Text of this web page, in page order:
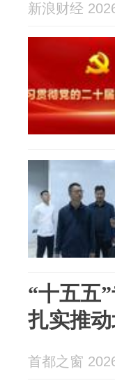
新浪财经
“十五五
扎实推
首都之窗